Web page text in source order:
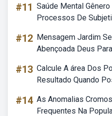
#11 Saúde Mental
Processos De
#12 Mensagem Jardim
Abençoada Deus
#13 Calcule A área Dos
Resultado Quando
#14 As Anomalias
Frequentes Na